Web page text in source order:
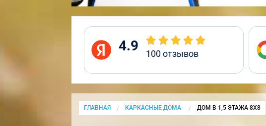
4.9 100отзывов
ГЛАВНАЯ КАРКАСНЫЕ ДОМА CURRENT:
ДОМ В 1,5 ЭТАЖА 8Х8